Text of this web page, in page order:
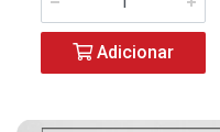
Adicionar